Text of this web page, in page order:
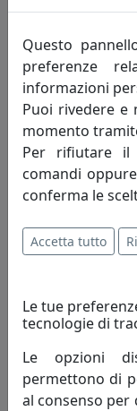
LAMPADA DA
Metal Lux
LAMPADA DA
Metal Lux
Questo
preferenze
informazioni
Puoi rivedere e
momento
Per rifiutare il
comandi
conferma le
Accetta tutto
Le tue
tecnologie di
Le opzioni
permettono di
al consenso per